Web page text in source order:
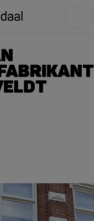
en koopzondagen